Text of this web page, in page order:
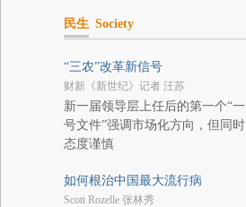
民生 Society
“三农”改革新信号
财新《新世纪》记者 汪苏
新一届领导层上任后的第一个“一
号文件”强调市场化方向，但同时
态度谨慎
如何根治中国最大流行病
Scott Rozelle 张林秀